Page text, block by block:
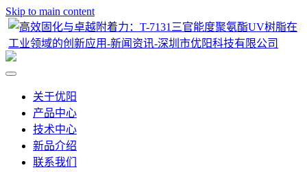
Skip to main content
关于优阳
产品中心
技术中心
新品介绍
联系我们